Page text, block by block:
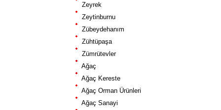
Zeyrek
Zeytinburnu
Zübeydehanım
Zühtüpaşa
Zümrütevler
Ağaç
Ağaç Kereste
Ağaç Orman Ürünleri
Ağaç Sanayi